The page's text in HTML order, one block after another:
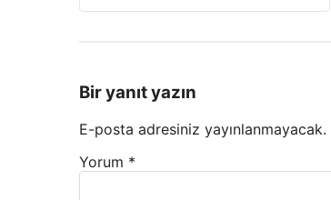
Bir yanıt yazın
E-posta adresiniz yayınlanmayacak.
Yorum *